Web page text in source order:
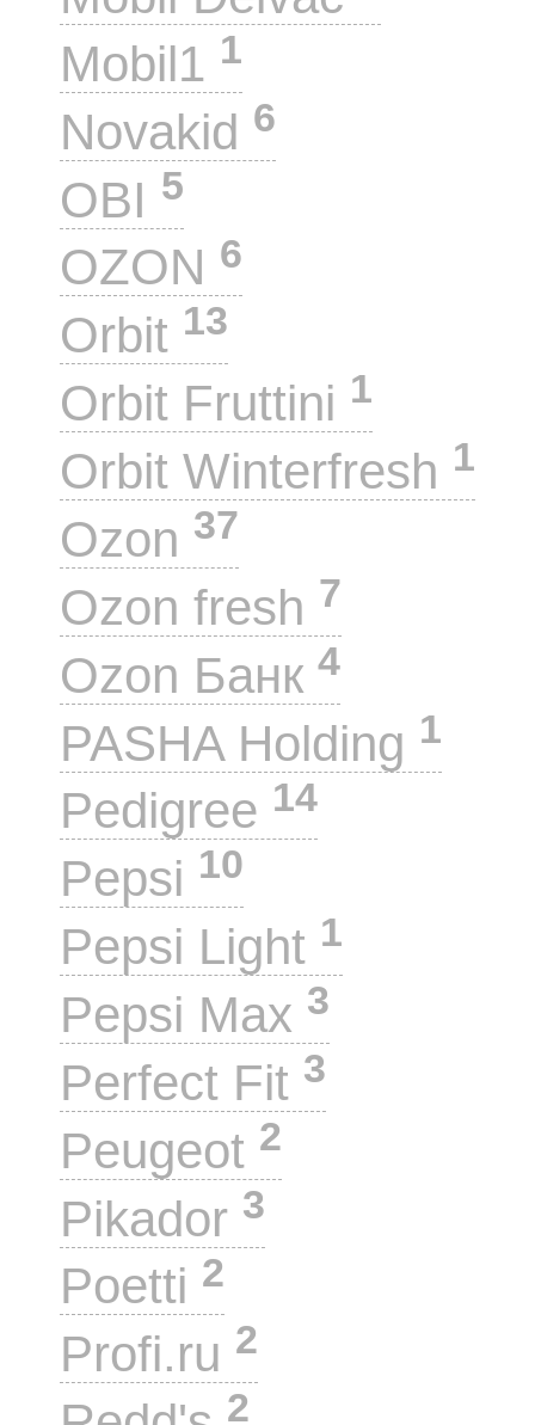
Mobil1 1
Novakid 6
OBI 5
OZON 6
Orbit 13
Orbit Fruttini 1
Orbit Winterfresh 1
Ozon 37
Ozon fresh 7
Ozon Банк 4
PASHA Holding 1
Pedigree 14
Pepsi 10
Pepsi Light 1
Pepsi Max 3
Perfect Fit 3
Peugeot 2
Pikador 3
Poetti 2
Profi.ru 2
2